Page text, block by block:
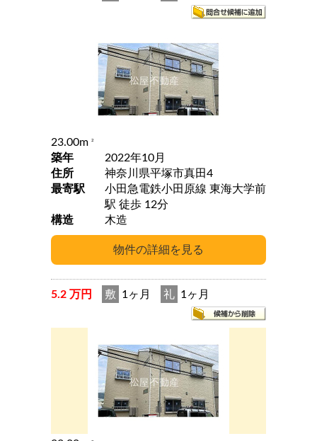
23.00m 2
築年
2022年10月
住所
神奈川県平塚市真田4
最寄駅
小田急電鉄小田原線 東海大学前
駅 徒歩 12分
構造
木造
5.2 万円 敷 1ヶ月 礼 1ヶ月